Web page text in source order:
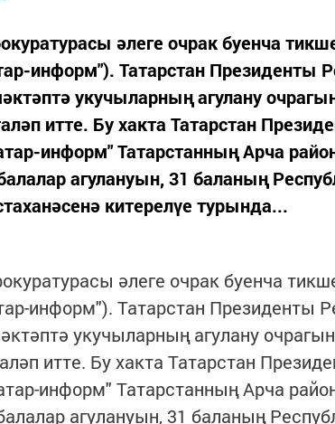
әлеге очрак буенча
информ"). Татарстан Президенты
укучыларның агулану
итте. Бу хакта Татарстан
информ" Татарстанның Арча
агулануын, 31 баланың
китерелүе турында...
әлеге очрак буенча
информ"). Татарстан Президенты
укучыларның агулану
итте. Бу хакта Татарстан
информ" Татарстанның Арча
агулануын, 31 баланың